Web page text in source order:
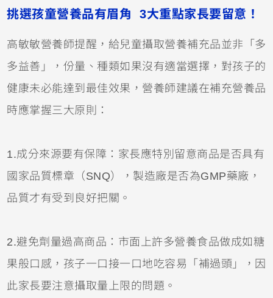
挑選孩童營養品有眉角 3大重點家長要留意！
高敏敏營養師提醒，給兒童攝取營養補充品並非「多
多益善」，份量、種類如果沒有適當選擇，對孩子的
健康未必能達到最佳效果，營養師建議在補充營養品
時應掌握三大原則：
1.成分來源要有保障：家長應特別留意商品是否具有
國家品質標章（SNQ），製造廠是否為GMP藥廠，
品質才有受到良好把關。
2.避免劑量過高商品：市面上許多營養食品做成如糖
果般口感，孩子一口接一口地吃容易「補過頭」，因
此家長要注意攝取量上限的問題。